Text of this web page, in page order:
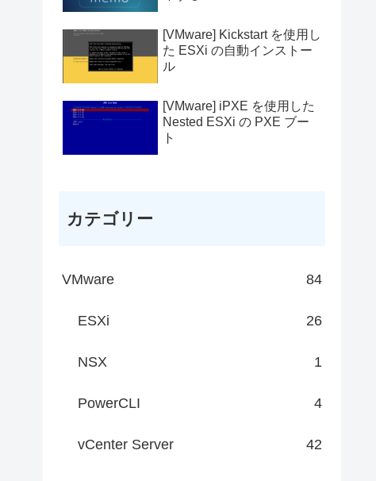
[VMware] Kickstart を使用し
た ESXi の自動インストー
ル
[VMware] iPXE を使用した
Nested ESXi の PXE ブー
ト
カテゴリー
VMware 84
ESXi 26
NSX 1
PowerCLI 4
vCenter Server 42